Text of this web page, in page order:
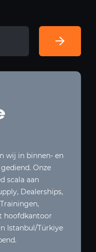
wij in binnen- en
Onze
scala aan
Dealerships,
hoofdkantoor
Istanbul/Türkiye